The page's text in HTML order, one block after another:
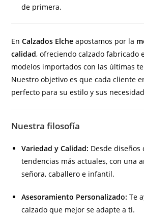
de primera.
EnCalzados Elche apostamos por la
calidad, ofreciendo calzado fabricado
modelos importados con las últimas
Nuestro objetivo es que cada cliente
perfecto para su estilo y sus
Nuestra filosofía
Variedad y Calidad: Desde diseños
tendencias más actuales, con una
señora, caballero e infantil.
Asesoramiento Personalizado: Te
calzado que mejor se adapte a ti.